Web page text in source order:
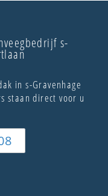
s-
in s-Gravenhage
staan direct voor u